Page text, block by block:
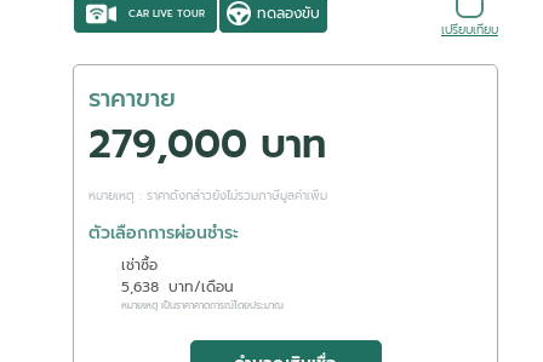
CAR LIVE TOUR ทดลองขับ
เปรียบเทียบ
ราคาขาย
279,000 บาท
หมายเหตุ : ราคาดังกล่าวยังไม่รวมภาษีมูลค่าเพิ่ม
ตัวเลือกการผ่อนชำระ
เช่าซื้อ
5,638 บาท/เดือน
หมายเหตุ เป็นราคาคาดการณ์โดยประมาณ